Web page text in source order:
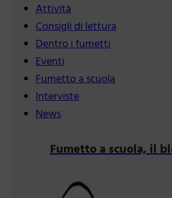
Attività
Consigli di lettura
Dentro i fumetti
Eventi
Fumetto a scuola
Interviste
News
Fumetto a scuola, il